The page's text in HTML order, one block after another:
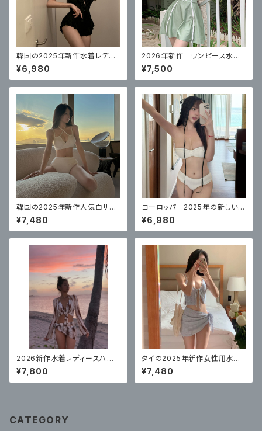
韓国の2025年新作水着レディ
ースワンピースセクシーハイエ
ンドフリル
¥6,980
2026年新作 ワンピース水
着 体型カバー
¥7,500
韓国の2025年新作人気白サス
ペンダー水着女性用ハイウエス
ト無地ビキニ、美しくセクシーな
温泉衣装
¥7,480
ヨーロッパ 2025年の新しい女
性用水着ハイエンドチューブトッ
プ ビキニ
¥6,980
2026新作水着レディースハイ
エンドビキニ4点セット
¥7,800
タイの2025年新作女性用水着、
無地ストラップ、高級ビキニ3点
セット
¥7,480
CATEGORY